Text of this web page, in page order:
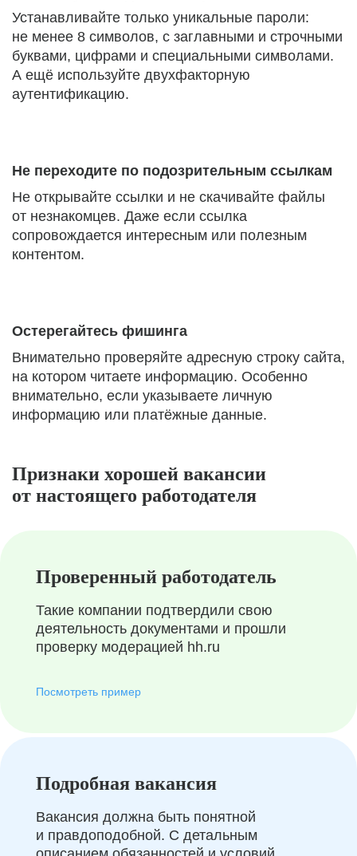
Устанавливайте только уникальные пароли:
не менее 8 символов, с заглавными и строчными
буквами, цифрами и специальными символами.
А ещё используйте двухфакторную
аутентификацию.
Не переходите по подозрительным ссылкам
Не открывайте ссылки и не скачивайте файлы
от незнакомцев. Даже если ссылка
сопровождается интересным или полезным
контентом.
Остерегайтесь фишинга
Внимательно проверяйте адресную строку сайта,
на котором читаете информацию. Особенно
внимательно, если указываете личную
информацию или платёжные данные.
Признаки хорошей вакансии
от настоящего работодателя
Проверенный работодатель
Такие компании подтвердили свою
деятельность документами и прошли
проверку модерацией hh.ru
Посмотреть пример
Подробная вакансия
Вакансия должна быть понятной
и правдоподобной. С детальным